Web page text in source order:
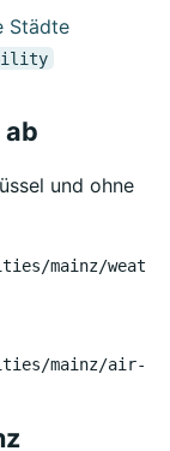
Städte
ab
und ohne
mainz/
mainz/air-